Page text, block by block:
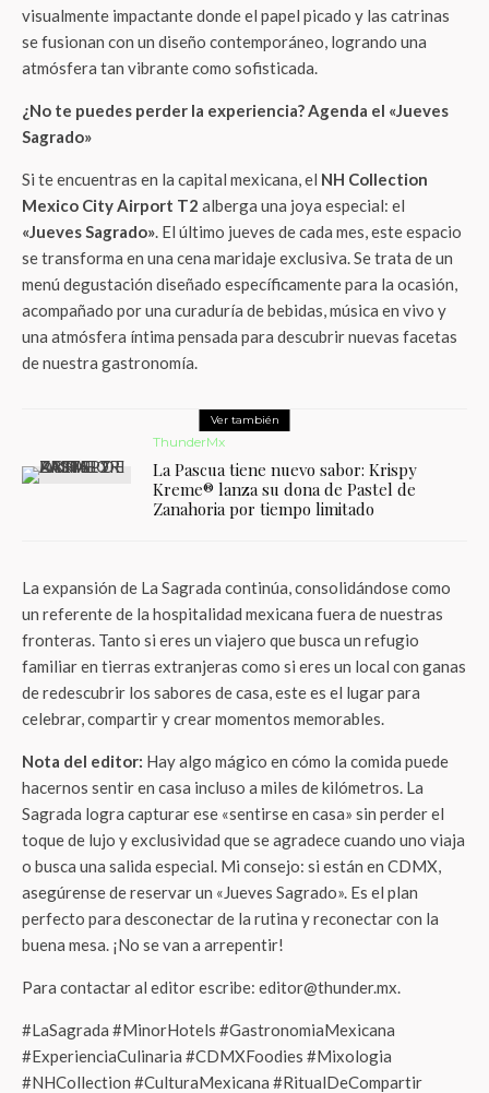
visualmente impactante donde el papel picado y las catrinas
se fusionan con un diseño contemporáneo, logrando una
atmósfera tan vibrante como sofisticada.
¿No te puedes perder la experiencia? Agenda el «Jueves
Sagrado»
Si te encuentras en la capital mexicana, el NH Collection
Mexico City Airport T2 alberga una joya especial: el
«Jueves Sagrado». El último jueves de cada mes, este espacio
se transforma en una cena maridaje exclusiva. Se trata de un
menú degustación diseñado específicamente para la ocasión,
acompañado por una curaduría de bebidas, música en vivo y
una atmósfera íntima pensada para descubrir nuevas facetas
de nuestra gastronomía.
Ver también
ThunderMx
La Pascua tiene nuevo sabor: Krispy
Kreme® lanza su dona de Pastel de
Zanahoria por tiempo limitado
La expansión de La Sagrada continúa, consolidándose como
un referente de la hospitalidad mexicana fuera de nuestras
fronteras. Tanto si eres un viajero que busca un refugio
familiar en tierras extranjeras como si eres un local con ganas
de redescubrir los sabores de casa, este es el lugar para
celebrar, compartir y crear momentos memorables.
Nota del editor: Hay algo mágico en cómo la comida puede
hacernos sentir en casa incluso a miles de kilómetros. La
Sagrada logra capturar ese «sentirse en casa» sin perder el
toque de lujo y exclusividad que se agradece cuando uno viaja
o busca una salida especial. Mi consejo: si están en CDMX,
asegúrense de reservar un «Jueves Sagrado». Es el plan
perfecto para desconectar de la rutina y reconectar con la
buena mesa. ¡No se van a arrepentir!
Para contactar al editor escribe: editor@thunder.mx.
#LaSagrada #MinorHotels #GastronomiaMexicana
#ExperienciaCulinaria #CDMXFoodies #Mixologia
#NHCollection #CulturaMexicana #RitualDeCompartir